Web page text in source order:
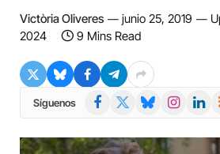
Victòria Oliveres junio 25, 2019
2024
9 Mins Read
Síguenos Facebook BlueskyInstagram